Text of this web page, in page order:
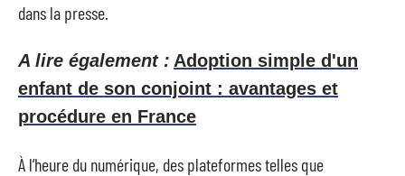
dans la presse.
A lire également : Adoption simple d'un
enfant de son conjoint : avantages et
procédure en France
À l’heure du numérique, des plateformes telles que